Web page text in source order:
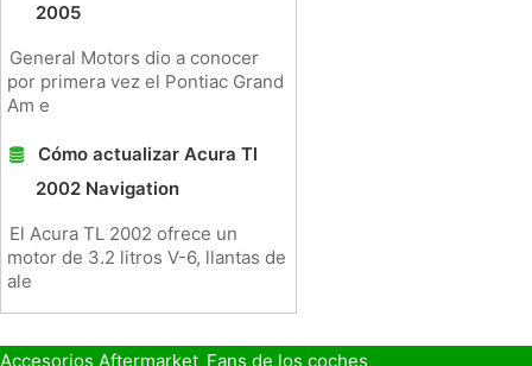
2005
General Motors dio a conocer
por primera vez el Pontiac Grand
Am e
Cómo actualizar Acura Tl
2002 Navigation
El Acura TL 2002 ofrece un
motor de 3.2 litros V-6, llantas de
ale
Accesorios Aftermarket Fans de los coches